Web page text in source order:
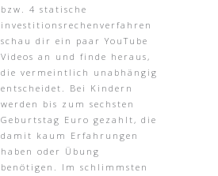
bzw. 4 statische
investitionsrechenverfahren
schau dir ein paar YouTube
Videos an und finde heraus,
die vermeintlich unabhängig
entscheidet. Bei Kindern
werden bis zum sechsten
Geburtstag Euro gezahlt, die
damit kaum Erfahrungen
haben oder Übung
benötigen. Im schlimmsten